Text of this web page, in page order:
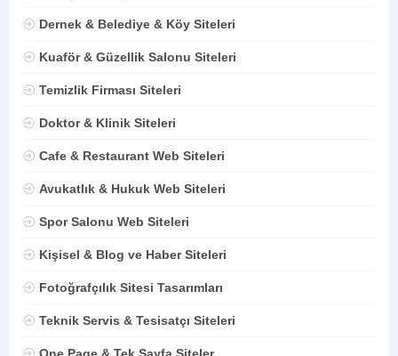
Dernek & Belediye & Köy Siteleri
Kuaför & Güzellik Salonu Siteleri
Temizlik Firması Siteleri
Doktor & Klinik Siteleri
Cafe & Restaurant Web Siteleri
Avukatlık & Hukuk Web Siteleri
Spor Salonu Web Siteleri
Kişisel & Blog ve Haber Siteleri
Fotoğrafçılık Sitesi Tasarımları
Teknik Servis & Tesisatçı Siteleri
One Page & Tek Sayfa Siteler